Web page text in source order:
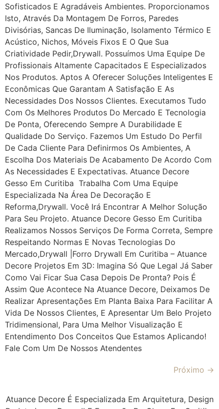
Sofisticados E Agradáveis Ambientes. Proporcionamos
Isto, Através Da Montagem De Forros, Paredes
Divisórias, Sancas De Iluminação, Isolamento Térmico E
Acústico, Nichos, Móveis Fixos E O Que Sua
Criatividade Pedir,drywall. Possuímos Uma Equipe De
Profissionais Altamente Capacitados E Especializados
Nos Produtos. Aptos A Oferecer Soluções Inteligentes E
Econômicas Que Garantam A Satisfação E As
Necessidades Dos Nossos Clientes. Executamos Tudo
Com Os Melhores Produtos Do Mercado E Tecnologia
De Ponta, Oferecendo Sempre A Durabilidade E
Qualidade Do Serviço. Fazemos Um Estudo Do Perfil
De Cada Cliente Para Definirmos Os Ambientes, A
Escolha Dos Materiais De Acabamento De Acordo Com
As Necessidades E Expectativas. Atuance Decore
Gesso Em Curitiba Trabalha Com Uma Equipe
Especializada Na Área De Decoração E
Reforma,drywall. Você Irá Encontrar A Melhor Solução
Para Seu Projeto. Atuance Decore Gesso Em Curitiba
Realizamos Nossos Serviços De Forma Correta, Sempre
Respeitando Normas E Novas Tecnologias Do
Mercado,drywall |Forro Drywall Em Curitiba – Atuance
Decore Projetos Em 3D: Imagina Só Que Legal Já Saber
Como Vai Ficar Sua Casa Depois De Pronta? Pois É
Assim Que Acontece Na Atuance Decore, Deixamos De
Realizar Apresentações Em Planta Baixa Para Facilitar A
Vida De Nossos Clientes, E Apresentar Um Belo Projeto
Tridimensional, Para Uma Melhor Visualização E
Entendimento Dos Conceitos Que Estamos Aplicando!
Fale Com Um De Nossos Atendentes
Próximo →
Atuance Decore É Especializada Em Arquitetura, Design